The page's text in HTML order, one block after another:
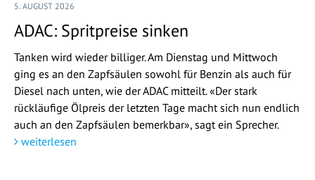
5. AUGUST 2026
ADAC: Spritpreise sinken
Tanken wird wieder billiger. Am Dienstag und Mittwoch
ging es an den Zapfsäulen sowohl für Benzin als auch für
Diesel nach unten, wie der ADAC mitteilt. «Der stark
rückläufige Ölpreis der letzten Tage macht sich nun endlich
auch an den Zapfsäulen bemerkbar», sagt ein Sprecher.
weiterlesen